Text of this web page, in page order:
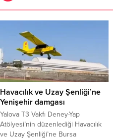
Havacılık ve Uzay Şenliği’ne
Yenişehir damgası
Yalova T3 Vakfı Deney-Yap
Atölyesi’nin düzenlediği Havacılık
ve Uzay Şenliği’ne Bursa